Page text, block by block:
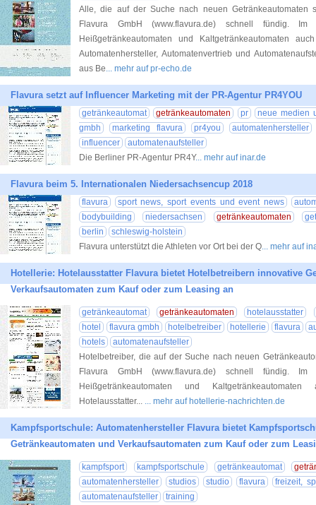
Alle, die auf der Suche nach neuen Getränkeautomaten
Flavura GmbH (www.flavura.de) schnell fündig.
Heißgetränkeautomaten und Kaltgetränkeautomaten
Automatenhersteller, Automatenvertrieb und
aus Be... mehr auf pr-echo.de
Flavura setzt auf Influencer Marketing mit der PR-Agentur PR4YOU
getränkeautomat getränkeautomaten pr
neue medien
gmbh
marketing flavura pr4you
automatenhersteller
influencer
automatenaufsteller
Die Berliner PR-Agentur PR4Y... mehr auf inar.de
Flavura beim 5. Internationalen Niedersachsencup 2018
flavura sport news, sport events und event news
bodybuilding
niedersachsen getränkeautomaten
berlin
schleswig-holstein
Flavura unterstützt die Athleten vor Ort bei der Q... mehr auf
Hotellerie: Hotelausstatter Flavura bietet Hotelbetreibern innovative
Verkaufsautomaten zum Kauf oder zum Leasing an
getränkeautomat getränkeautomaten
hotelausstatter
hotel
flavura gmbh hotelbetreiber hotellerie flavura
hotels
automatenaufsteller
Hotelbetreiber, die auf der Suche nach neuen
Flavura GmbH (www.flavura.de) schnell fündig.
Heißgetränkeautomaten und
Hotelausstatter... ... mehr auf hotellerie-nachrichten.de
Kampfsportschule: Automatenhersteller Flavura bietet
Getränkeautomaten und Verkaufsautomaten zum Kauf oder zum
kampfsport kampfsportschule getränkeautomat
automatenhersteller
studios studio flavura
freizeit,
automatenaufsteller
training